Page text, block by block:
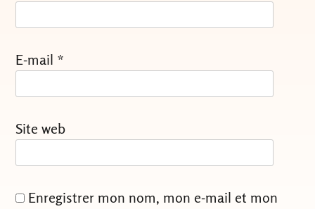
E-mail *
Site web
Enregistrer mon nom, mon e-mail et mon